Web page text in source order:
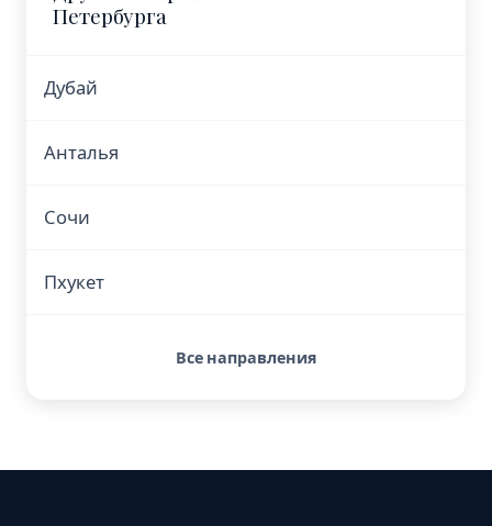
Петербурга
Дубай
Анталья
Сочи
Пхукет
Все направления